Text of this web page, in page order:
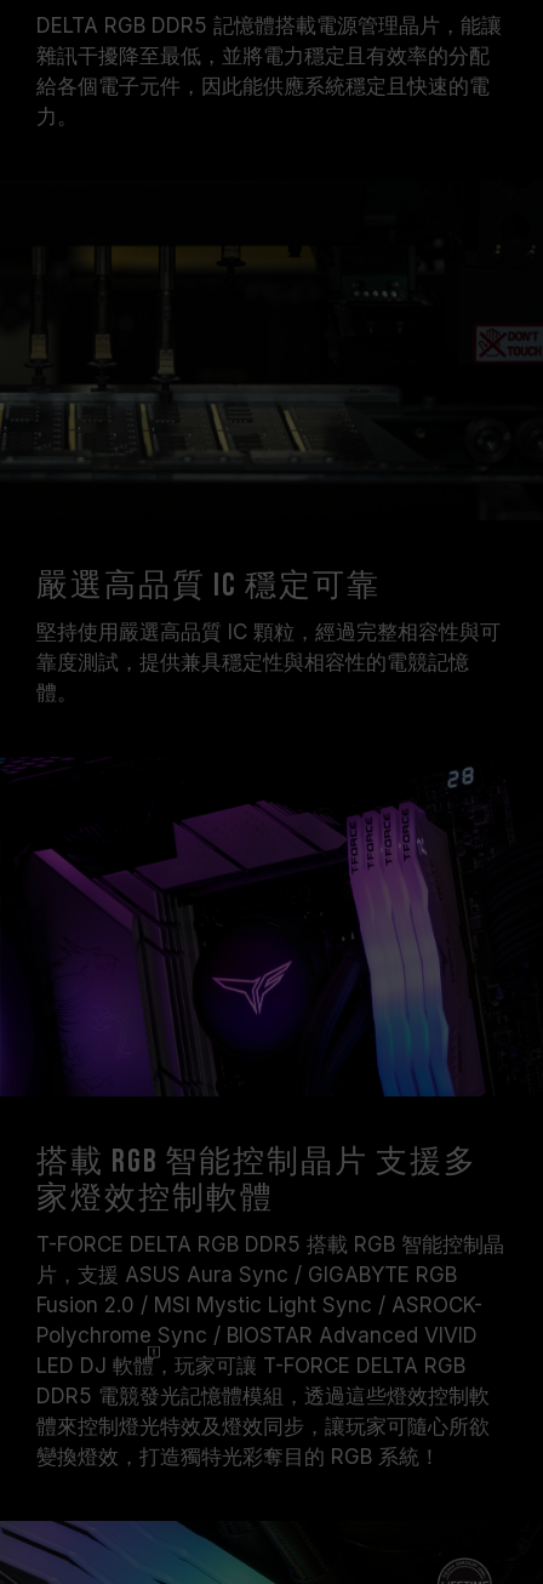
DELTA RGB DDR5 記憶體搭載電源管理晶片，能讓
雜訊干擾降至最低，並將電力穩定且有效率的分配
給各個電子元件，因此能供應系統穩定且快速的電
力。
嚴選高品質 IC 穩定可靠
堅持使用嚴選高品質 IC 顆粒，經過完整相容性與可
靠度測試，提供兼具穩定性與相容性的電競記憶
體。
搭載 RGB 智能控制晶片 支援多
家燈效控制軟體
T-FORCE DELTA RGB DDR5 搭載 RGB 智能控制晶
片，支援 ASUS Aura Sync / GIGABYTE RGB
Fusion 2.0 / MSI Mystic Light Sync / ASROCK-
Polychrome Sync / BIOSTAR Advanced VIVID
LED DJ 軟體，玩家可讓 T-FORCE DELTA RGB
DDR5 電競發光記憶體模組，透過這些燈效控制軟
體來控制燈光特效及燈效同步，讓玩家可隨心所欲
變換燈效，打造獨特光彩奪目的 RGB 系統！